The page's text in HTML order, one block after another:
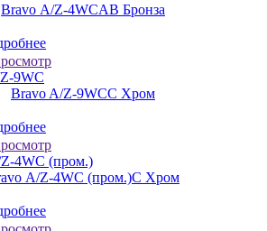
Bravo А/Z-4WCAB Бронза
Bravo A/Z-9WCC Хром
А/Z-4WC (пром.)C Хром